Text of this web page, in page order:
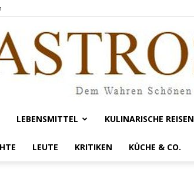
Gastrosofie
LEBENSMITTEL KULINARISCHE REISEN
LEUTE KRITIKEN KÜCHE & CO.